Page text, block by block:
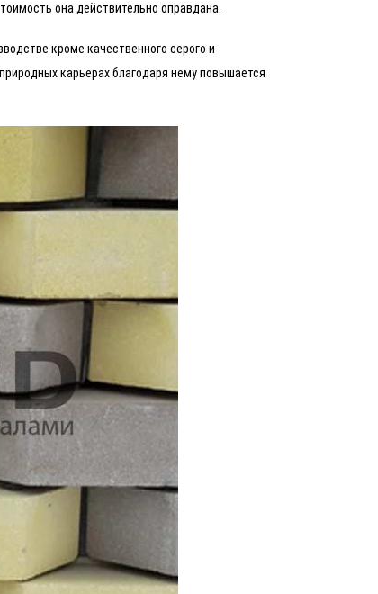
она действительно оправдана.
кроме качественного серого и
карьерах благодаря нему повышается